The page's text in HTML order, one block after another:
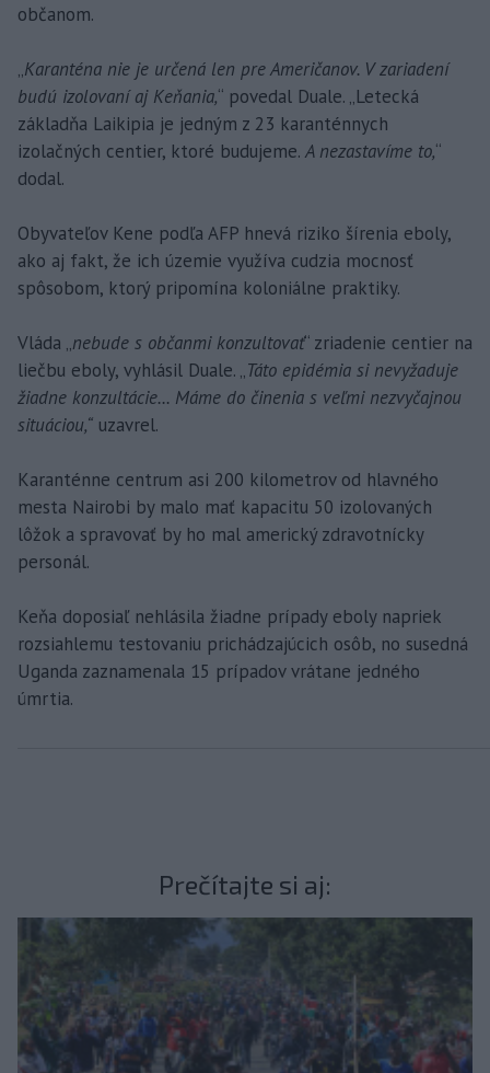
občanom.
„Karanténa nie je určená len pre Američanov. V zariadení
budú izolovaní aj Keňania,“ povedal Duale. „Letecká
základňa Laikipia je jedným z 23 karanténnych
izolačných centier, ktoré budujeme. A nezastavíme to,“
dodal.
Obyvateľov Kene podľa AFP hnevá riziko šírenia eboly,
ako aj fakt, že ich územie využíva cudzia mocnosť
spôsobom, ktorý pripomína koloniálne praktiky.
Vláda „nebude s občanmi konzultovať“ zriadenie centier na
liečbu eboly, vyhlásil Duale. „Táto epidémia si nevyžaduje
žiadne konzultácie... Máme do činenia s veľmi nezvyčajnou
situáciou,“ uzavrel.
Karanténne centrum asi 200 kilometrov od hlavného
mesta Nairobi by malo mať kapacitu 50 izolovaných
lôžok a spravovať by ho mal americký zdravotnícky
personál.
Keňa doposiaľ nehlásila žiadne prípady eboly napriek
rozsiahlemu testovaniu prichádzajúcich osôb, no susedná
Uganda zaznamenala 15 prípadov vrátane jedného
úmrtia.
Prečítajte si aj: